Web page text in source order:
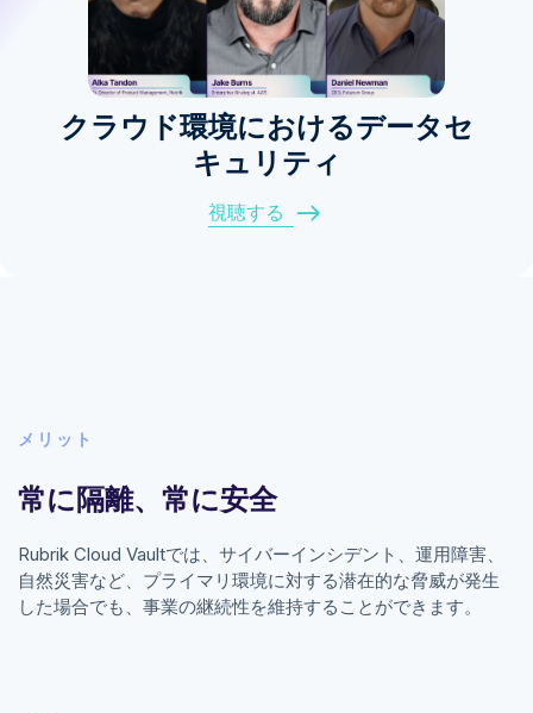
クラウド環境におけるデータセ
キュリティ
視聴する
メリット
常に隔離、常に安全
Rubrik Cloud Vaultでは、サイバーインシデント、運用障害、
自然災害など、プライマリ環境に対する潜在的な脅威が発生
した場合でも、事業の継続性を維持することができます。